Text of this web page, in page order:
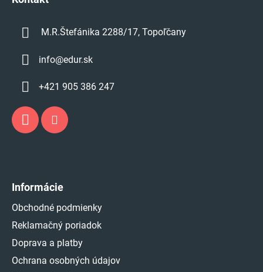
M.R.Štefánika 2288/17, Topoľčany
info@edur.sk
+421 905 386 247
Informácie
Obchodné podmienky
Reklamačný poriadok
Doprava a platby
Ochrana osobných údajov